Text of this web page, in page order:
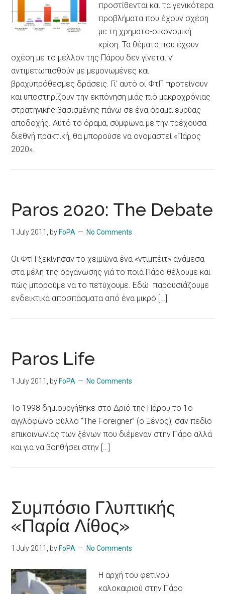
προστίθενται και τα γενικότερα
προβλήματα που έχουν σχέση
με τη χρηματο-οικονομική
κρίση. Τα θέματα που έχουν
σχέση με το μέλλον της Πάρου δεν γίνεται ν’
αντιμετωπισθούν με μεμονωμένες και
βραχυπρόθεσμες δράσεις. Γι’ αυτό οι ΦτΠ προτείνουν
και υποστηρίζουν την εκπόνηση μιάς πιό μακροχρόνιας
στρατηγικής βασισμένης πάνω σε ένα όραμα ευρύας
αποδοχής. Αυτό το όραμα, σύμφωνα με την τρέχουσα
διεθνή πρακτική, θα μπορούσε να ονομαστεί «Πάρος
2020».
Paros 2020: The Debate
1 July 2011 , by FoPA No Comments
Οι ΦτΠ ξεκίνησαν το χειμώνα ένα «ντιμπέιτ» ανάμεσα
στα μέλη της οργάνωσης γιά το ποιά Πάρο θέλουμε και
πώς μπορούμε να το πετύχουμε. Εδώ παρουσιάζουμε
ενδεικτικά αποσπάσματα από ένα μικρό […]
Paros Life
1 July 2011 , by FoPA No Comments
Το 1998 δημιουργήθηκε στο Δριό της Πάρου το 1ο
αγγλόφωνο φύλλο “The Foreigner” (ο Ξένος), σαν πεδίο
επικοινωνίας των ξένων που διέμεναν στην Πάρο αλλά
και για να βοηθήσει στην […]
Συμπόσιο Γλυπτικής
«Παρία Λίθος»
1 July 2011 , by FoPA No Comments
Η αρχή του φετινού
καλοκαιριού στην Πάρο